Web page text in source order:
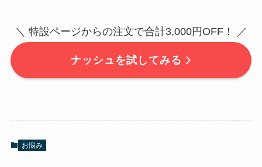
＼ 特設ページからの注文で合計3,000円OFF！ ／
ナッシュを試してみる
お悩み